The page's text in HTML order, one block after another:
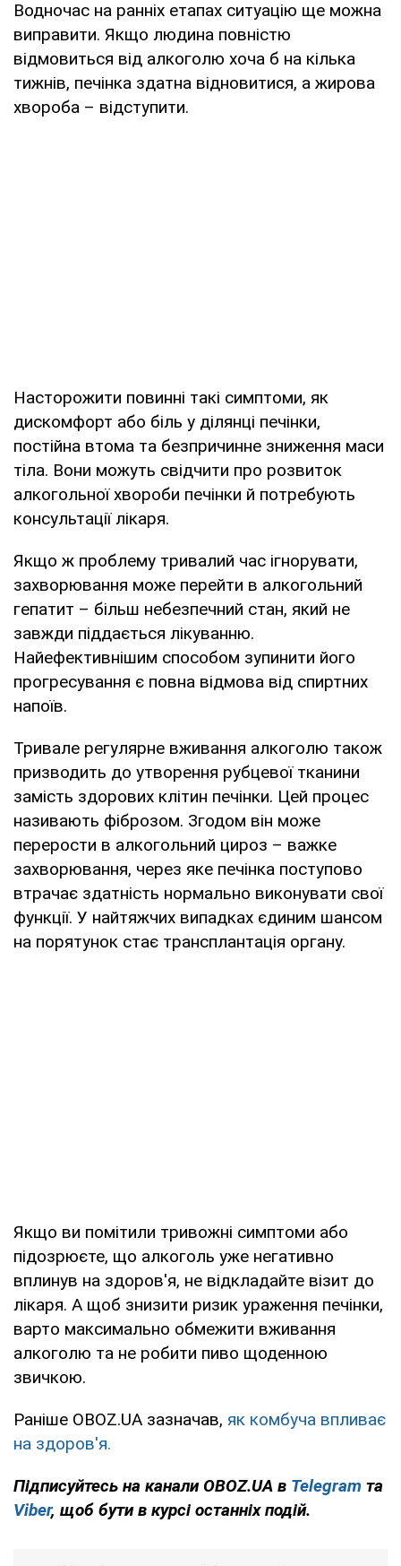
Водночас на ранніх етапах ситуацію ще можна
виправити. Якщо людина повністю
відмовиться від алкоголю хоча б на кілька
тижнів, печінка здатна відновитися, а жирова
хвороба – відступити.
Насторожити повинні такі симптоми, як
дискомфорт або біль у ділянці печінки,
постійна втома та безпричинне зниження маси
тіла. Вони можуть свідчити про розвиток
алкогольної хвороби печінки й потребують
консультації лікаря.
Якщо ж проблему тривалий час ігнорувати,
захворювання може перейти в алкогольний
гепатит – більш небезпечний стан, який не
завжди піддається лікуванню.
Найефективнішим способом зупинити його
прогресування є повна відмова від спиртних
напоїв.
Тривале регулярне вживання алкоголю також
призводить до утворення рубцевої тканини
замість здорових клітин печінки. Цей процес
називають фіброзом. Згодом він може
перерости в алкогольний цироз – важке
захворювання, через яке печінка поступово
втрачає здатність нормально виконувати свої
функції. У найтяжчих випадках єдиним шансом
на порятунок стає трансплантація органу.
Якщо ви помітили тривожні симптоми або
підозрюєте, що алкоголь уже негативно
вплинув на здоров'я, не відкладайте візит до
лікаря. А щоб знизити ризик ураження печінки,
варто максимально обмежити вживання
алкоголю та не робити пиво щоденною
звичкою.
Раніше OBOZ.UA зазначав, як комбуча впливає
на здоров'я.
Підписуйтесь на канали OBOZ.UA в Telegram та
Viber, щоб бути в курсі останніх подій.